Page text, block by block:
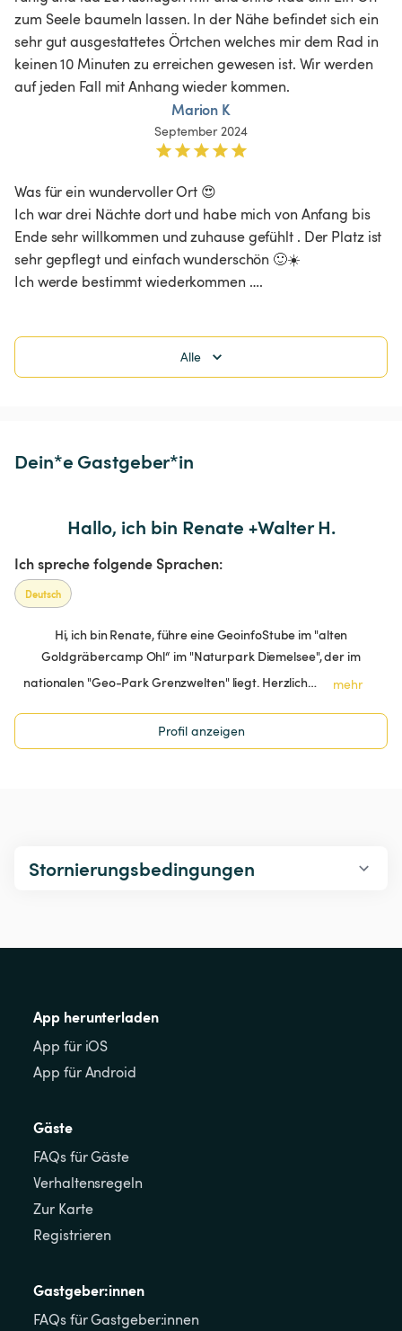
zum Seele baumeln lassen. In der Nähe befindet sich ein
sehr gut ausgestattetes Örtchen welches mir dem Rad in
keinen 10 Minuten zu erreichen gewesen ist. Wir werden
auf jeden Fall mit Anhang wieder kommen.
Marion K
September 2024
Was für ein wundervoller Ort 😍
Ich war drei Nächte dort und habe mich von Anfang bis
Ende sehr willkommen und zuhause gefühlt . Der Platz ist
sehr gepflegt und einfach wunderschön 🙂☀️
Ich werde bestimmt wiederkommen ….
Alle
Dein*e Gastgeber*in
Hallo, ich bin Renate +Walter H.
Ich spreche folgende Sprachen:
Deutsch
Hi, ich bin Renate, führe eine GeoinfoStube im "alten
Goldgräbercamp Ohl“ im "Naturpark Diemelsee", der im
nationalen "Geo-Park Grenzwelten" liegt. Herzlich…
mehr
Profil anzeigen
Stornierungsbedingungen
App herunterladen
App für iOS
App für Android
Gäste
FAQs für Gäste
Verhaltensregeln
Zur Karte
Registrieren
Gastgeber:innen
FAQs für Gastgeber:innen